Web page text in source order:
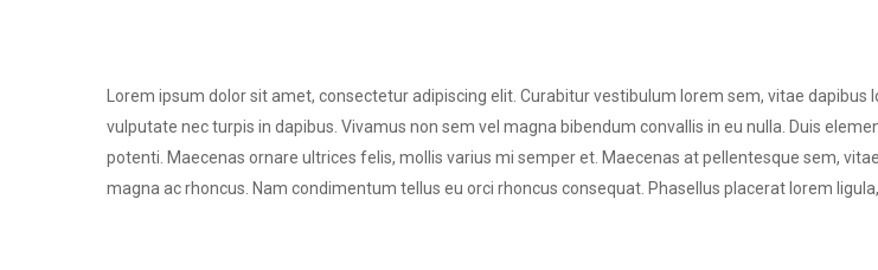
Lorem ipsum dolor sit amet, consectetur adipiscing elit. Curabitur vestibulum lorem sem, vitae
vulputate nec turpis in dapibus. Vivamus non sem vel magna bibendum convallis in eu nulla. Duis
potenti. Maecenas ornare ultrices felis, mollis varius mi semper et. Maecenas at pellentesque sem,
magna ac rhoncus. Nam condimentum tellus eu orci rhoncus consequat. Phasellus placerat lorem